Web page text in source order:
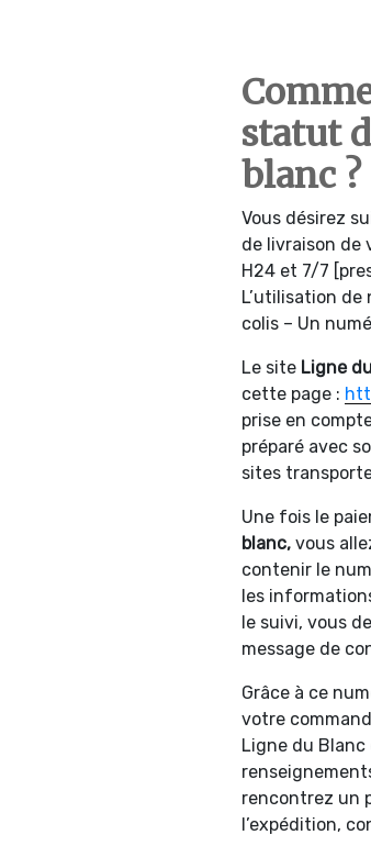
statut
blanc ?
Vous désirez
de livraison de
H24 et 7/7
L’utilisation
colis – Un
Le site Ligne
cette page :
prise en
préparé avec
sites
Une fois le
blanc, vous
contenir le
les
le suivi, vous
message de
Grâce à ce
votre
Ligne du
rencontrez un
l’expédition,